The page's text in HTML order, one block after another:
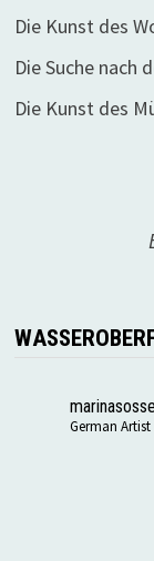
Die Kunst des
Die Suche nach
Die Kunst des
German Artist